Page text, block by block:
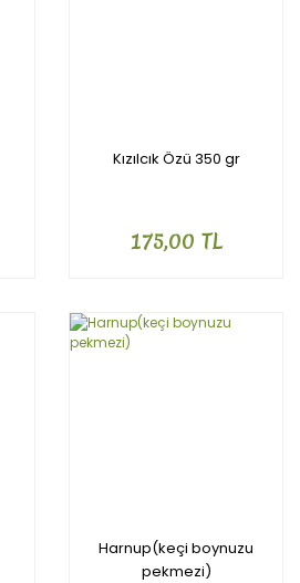
Kızılcık Özü 350 gr
175,00 TL
Harnup(keçi boynuzu
pekmezi)